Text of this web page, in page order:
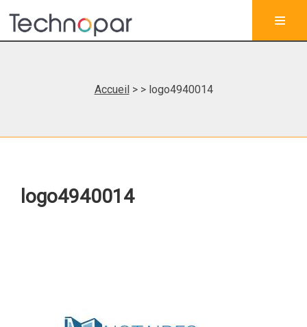
Accueil> > logo4940014
logo4940014